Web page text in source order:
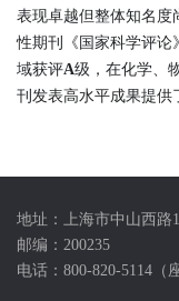
表现卓越但整体知名度
性期刊《国家科学评论
域获评A级，在化学、
刊发表高水平成果提供
地址：上海市中山西路
邮编：200235
电话：800-820-5114（